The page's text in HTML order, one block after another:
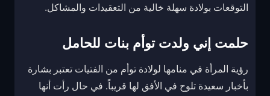
التوقعات بولادة سهلة خالية من التعقيدات والمشاكل.
حلمت إني ولدت توأم بنات للحامل
رؤية المرأة في منامها لولادة توأم من الفتيات تعتبر بشارة
بأخبار سعيدة تلوح في الأفق لها قريباً. في حال رأت أنها